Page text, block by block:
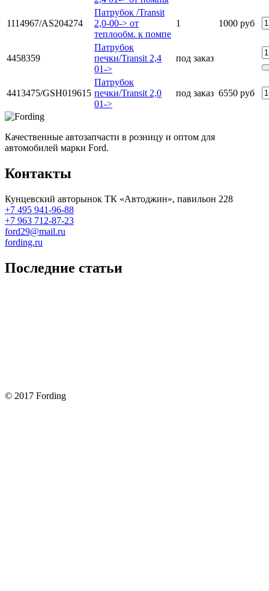
1114967/AS204274
Патрубок /Transit
2,0-00-> от
теплообм. к помпе
1 1000 руб
4458359
Патрубок
печки/Transit 2,4
01->
под заказ
4413475/GSH019615
Патрубок
печки/Transit 2,0
01->
под заказ 6550 руб
Качественные автозапчасти в розницу и оптом для
автомобилей марки Ford.
Контакты
Кунцевский авторынок ТК «Автоджин», павильон 228
+7 495 941-96-88
+7 963 712-87-23
ford29@mail.ru
fording.ru
Последние статьи
© 2017 Fording